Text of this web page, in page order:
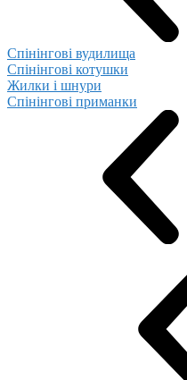
Спінінгові вудилища
Спінінгові котушки
Жилки і шнури
Спінінгові приманки